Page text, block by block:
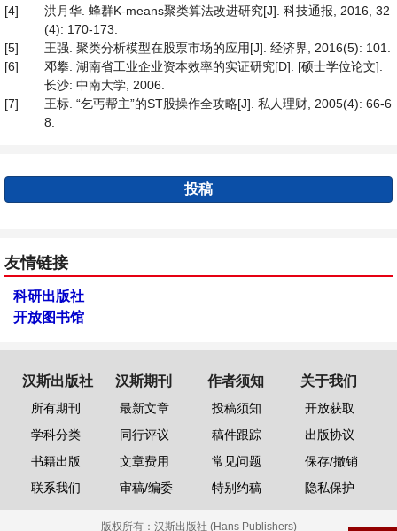
[4]
洪月华. 蜂群K-means聚类算法改进研究[J]. 科技通报, 2016, 32
(4): 170-173.
[5]
王强. 聚类分析模型在股票市场的应用[J]. 经济界, 2016(5): 101.
[6]
邓攀. 湖南省工业企业资本效率的实证研究[D]: [硕士学位论文].
长沙: 中南大学, 2006.
[7]
王标. “乞丐帮主”的ST股操作全攻略[J]. 私人理财, 2005(4): 66-6
8.
投稿
友情链接
科研出版社
开放图书馆
汉斯出版社
所有期刊
学科分类
书籍出版
联系我们
汉斯期刊
最新文章
同行评议
文章费用
审稿/编委
作者须知
投稿须知
稿件跟踪
常见问题
特别约稿
关于我们
开放获取
出版协议
保存/撤销
隐私保护
版权所有： 汉斯出版社 (Hans Publishers)